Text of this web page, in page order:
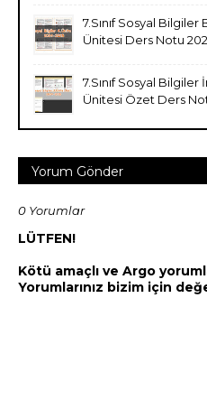
7.Sınıf Sosyal
Ünitesi Ders Notu
7.Sınıf Sosyal
Ünitesi Özet Ders
Yorum Gönder
0 Yorumlar
LÜTFEN!
Kötü amaçlı ve Argo
Yorumlarınız bizim için